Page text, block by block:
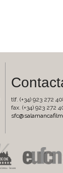
tlf. (+34) 923 272
fax. (+34) 923 272